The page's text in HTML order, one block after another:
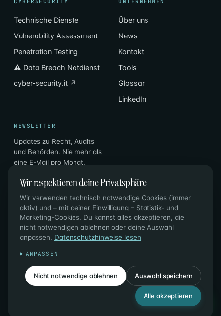
CYBERSECURITY
Technische Dienste
Vulnerability Assessment
Penetration Testing
⚠ Data Breach Notdienst
cyber-security.it ↗
UNTERNEHMEN
Über uns
News
Kontakt
Tools
Glossar
LinkedIn
NEWSLETTER
Updates zu Recht, Audits
und Behörden. Nie mehr als
eine E-Mail pro Monat.
Email Abonnieren→
DATENSCHUTZ
·
COOKIES VERWALTEN
Wir respektieren deine Privatsphäre
Wir verwenden technisch notwendige Cookies (immer
aktiv) und – mit deiner Einwilligung – Statistik- und
Marketing-Cookies. Du kannst alles akzeptieren, die
nicht notwendigen ablehnen oder deine Auswahl
anpassen. Datenschutzhinweise lesen
ANPASSEN
Nicht notwendige ablehnen Auswahl speichern
Alle akzeptieren